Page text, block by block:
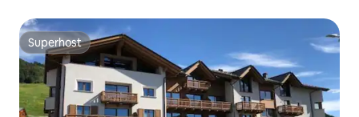
Superhost
Superhost